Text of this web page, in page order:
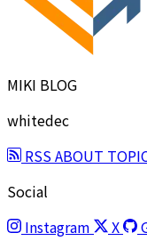
MIKI BLOG
whitedec
RSSABOUT
Social
Instagram
X